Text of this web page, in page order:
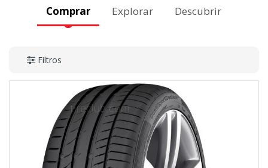
Comprar Explorar Descubrir
Filtros